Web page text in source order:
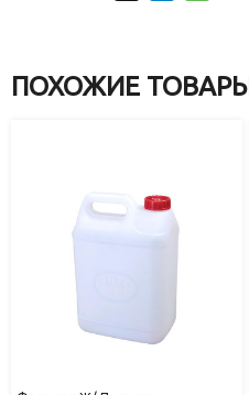
ПОХОЖИЕ ТОВАРЫ